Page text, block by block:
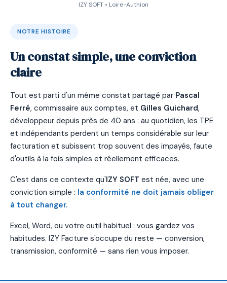
NOTRE HISTOIRE
Un constat simple, une conviction
claire
Tout est parti d'un même constat partagé par Pascal
Ferré, commissaire aux comptes, et Gilles Guichard,
développeur depuis près de 40 ans : au quotidien, les TPE
et indépendants perdent un temps considérable sur leur
facturation et subissent trop souvent des impayés, faute
d'outils à la fois simples et réellement efficaces.
C'est dans ce contexte qu'IZY SOFT est née, avec une
conviction simple : la conformité ne doit jamais obliger
à tout changer.
Excel, Word, ou votre outil habituel : vous gardez vos
habitudes. IZY Facture s'occupe du reste — conversion,
transmission, conformité — sans rien vous imposer.
IZY SOFT • Loire-Authion